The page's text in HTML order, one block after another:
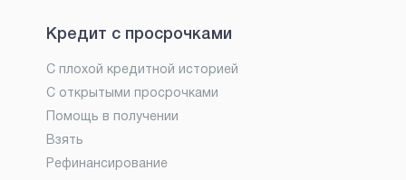
Кредит с просрочками
С плохой кредитной историей
С открытыми просрочками
Помощь в получении
Взять
Рефинансирование